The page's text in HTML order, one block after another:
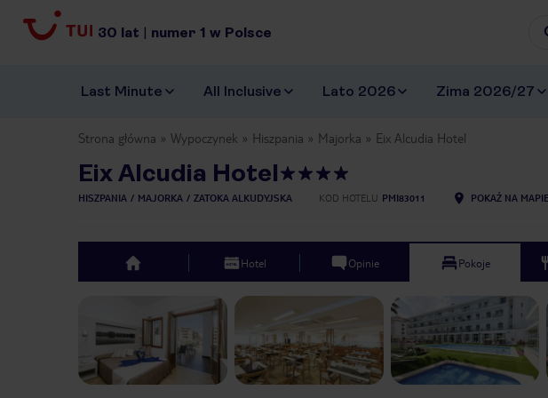
30 lat | numer 1 w Polsce
Last Minute All Inclusive Lato 2026 Zima 2026/27
Strona główna Wypoczynek Hiszpania Majorka Eix Alcudia Hotel
Eix Alcudia Hotel
HISZPANIA MAJORKA ZATOKA ALKUDYJSKA KOD HOTELU PMI83011 POKAŻ NA MAPIE
top Hotel Opinie Pokoje
Wyjątkowy
W hotelu